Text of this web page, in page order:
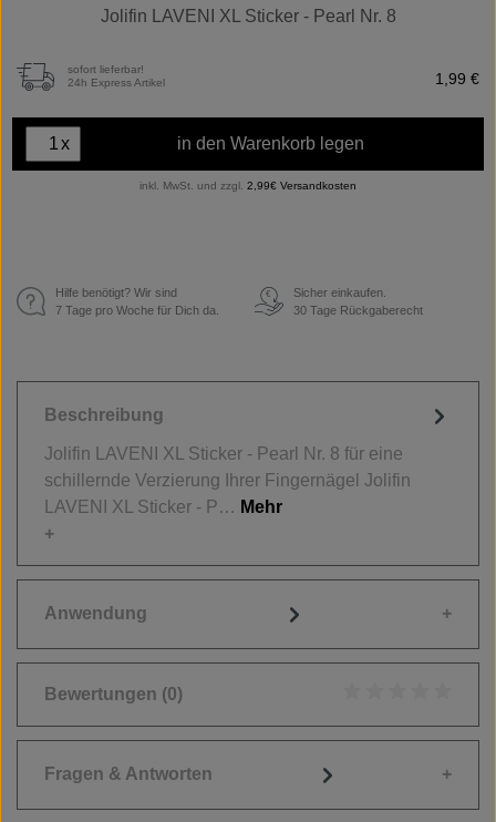
Jolifin LAVENI XL Sticker - Pearl Nr. 8
sofort lieferbar!
24h Express Artikel
1,99 €
x in den Warenkorb legen
inkl. MwSt. und zzgl. 2,99€ Versandkosten
Hilfe benötigt? Wir sind
7 Tage pro Woche für Dich da.
€
Sicher einkaufen.
30 Tage Rückgaberecht
Beschreibung
Jolifin LAVENI XL Sticker - Pearl Nr. 8 für eine
schillernde Verzierung Ihrer Fingernägel Jolifin
LAVENI XL Sticker - P… Mehr
Anwendung
Bewertungen (0)
Fragen & Antworten